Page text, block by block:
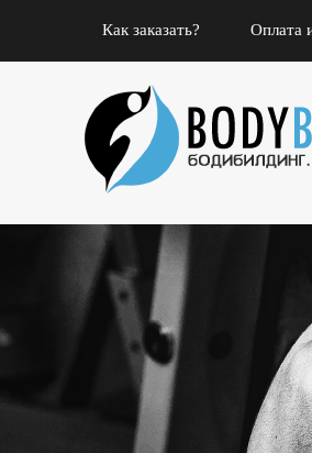
Как заказать? Оплата